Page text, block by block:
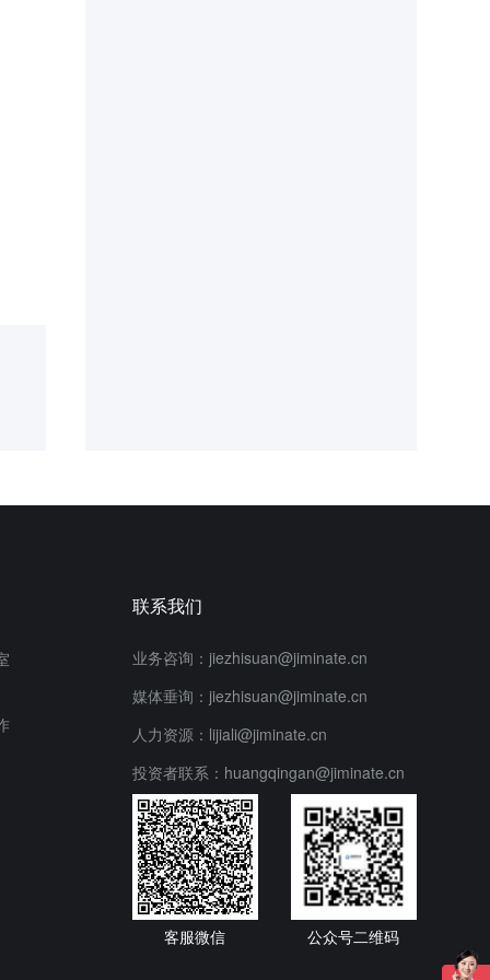
联系我们
业务咨询：jiezhisuan@jiminate.cn
媒体垂询：jiezhisuan@jiminate.cn
人力资源：lijiali@jiminate.cn
投资者联系：huangqingan@jiminate.cn
客服微信 公众号二维码